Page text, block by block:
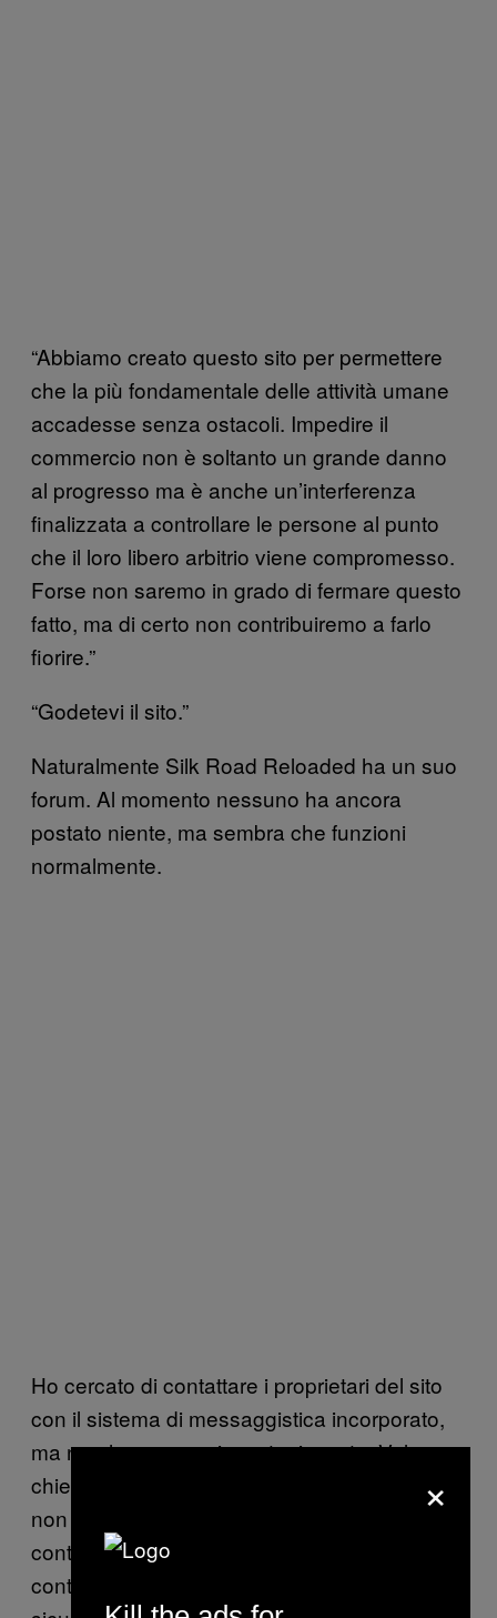
“Abbiamo creato questo sito per permettere
che la più fondamentale delle attività umane
accadesse senza ostacoli. Impedire il
commercio non è soltanto un grande danno
al progresso ma è anche un’interferenza
finalizzata a controllare le persone al punto
che il loro libero arbitrio viene compromesso.
Forse non saremo in grado di fermare questo
fatto, ma di certo non contribuiremo a farlo
fiorire.”
“Godetevi il sito.”
Naturalmente Silk Road Reloaded ha un suo
forum. Al momento nessuno ha ancora
postato niente, ma sembra che funzioni
normalmente.
Ho cercato di contattare i proprietari del sito
con il sistema di messaggistica incorporato,
ma non ho ancora ricevuto risposta. Volevo
chiedere loro perché si sono serviti di I2P e
non di Tor. Si può pensare che le recenti
controversie sulla sicurezza di Tor abbiano
contribuito a questa scelta, nonostante la
×